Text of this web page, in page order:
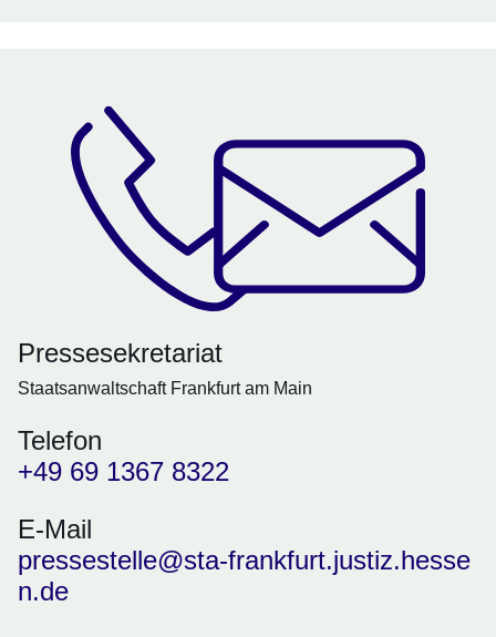
Pressesekretariat
Staatsanwaltschaft Frankfurt am Main
Telefon
+49 69 1367 8322
E-Mail
pressestelle@sta-frankfurt.justiz.hesse
n.de